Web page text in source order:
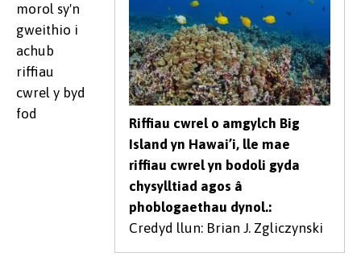
Riffiau cwrel o amgylch Big
Island yn Hawai’i, lle mae
riffiau cwrel yn bodoli gyda
chysylltiad agos â
phoblogaethau dynol.:
Credyd llun: Brian J. Zgliczynski
morol sy'n
gweithio i
achub
riffiau
cwrel y byd
fod